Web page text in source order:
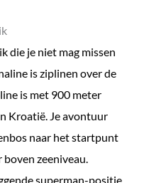
die je niet mag missen
is ziplinen over de
is met 900 meter
Kroatië. Je avontuur
naar het startpunt
boven zeeniveau.
superman-positie